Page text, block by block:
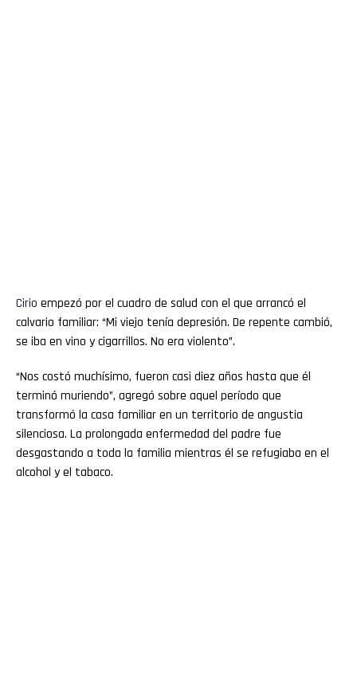
Cirio empezó por el cuadro de salud con el que arrancó el
calvario familiar: “Mi viejo tenía depresión. De repente cambió,
se iba en vino y cigarrillos. No era violento”.
“Nos costó muchísimo, fueron casi diez años hasta que él
terminó muriendo”, agregó sobre aquel período que
transformó la casa familiar en un territorio de angustia
silenciosa. La prolongada enfermedad del padre fue
desgastando a toda la familia mientras él se refugiaba en el
alcohol y el tabaco.